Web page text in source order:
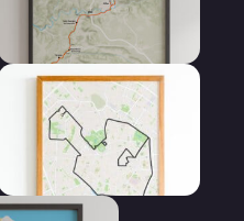
Affiche 100 km